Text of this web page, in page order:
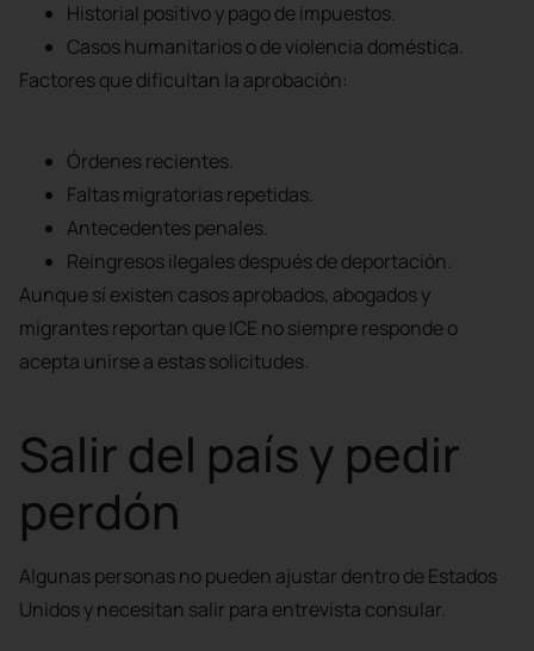
Historial positivo y pago de impuestos.
Casos humanitarios o de violencia doméstica.
Factores que dificultan la aprobación:
Órdenes recientes.
Faltas migratorias repetidas.
Antecedentes penales.
Reingresos ilegales después de deportación.
Aunque sí existen casos aprobados, abogados y
migrantes reportan que ICE no siempre responde o
acepta unirse a estas solicitudes.
Salir del país y pedir
perdón
Algunas personas no pueden ajustar dentro de Estados
Unidos y necesitan salir para entrevista consular.